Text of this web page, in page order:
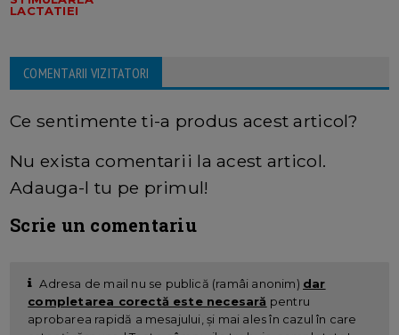
LACTATIEI
COMENTARII VIZITATORI
Ce sentimente ti-a produs acest articol?
Nu exista comentarii la acest articol.
Adauga-l tu pe primul!
Scrie un comentariu
Adresa de mail nu se publică (ramâi anonim) dar
completarea corectă este necesară pentru
aprobarea rapidă a mesajului, și mai ales în cazul în care